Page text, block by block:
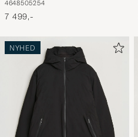
4648505254
7 499,-
NYHED